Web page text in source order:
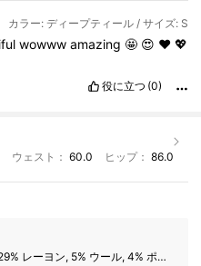
カラー: ディープティール / サイズ: S
wowwwamazing🤩 😍 ❤️💖
役に立つ (0)
ウェスト： 60.0 ヒップ： 86.0
62% アクリル, 29% レーヨン, 5% ウール, 4% ポリウレタン